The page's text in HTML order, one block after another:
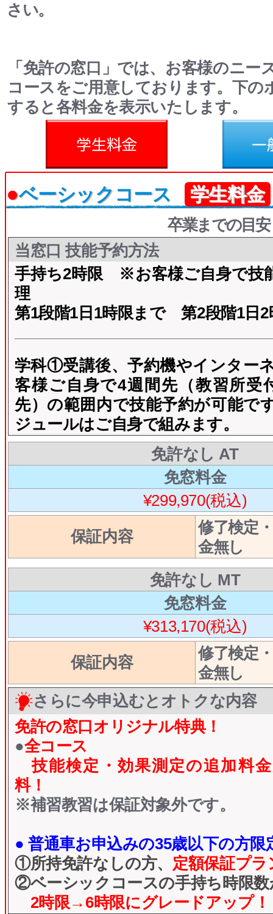
さい。
「免許の窓口」では、お客様のニー
コースをご用意しております。下の
すると各料金を表示いたします。
●ベーシックコース 学生料金
卒業までの目安
当窓口 技能予約方法
手持ち2時限 ※お客様ご自身で技
理
第1段階1日1時限まで 第2段階1日2
学科①受講後、予約機やインター
客様ご自身で4週間先（教習所受
先）の範囲内で技能予約が可能で
ジュールはご自身で組みます。
免許なし AT
免窓料金
¥299,970(税込)
保証内容
修了検定
金無し
免許なし MT
免窓料金
¥313,170(税込)
保証内容
修了検定
金無し
さらに今申込むとオトクな内容
免許の窓口オリジナル特典！
●全コース
技能検定・効果測定の追加料
料！
※補習教習は保証対象外です。
● 普通車お申込みの35歳以下の方限
①所持免許なしの方、 定額保証プラ
②ベーシックコースの手持ち時限数
2時限→6時限にグレードアップ！